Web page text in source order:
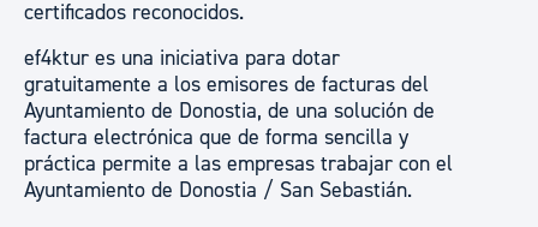
certificados reconocidos.
ef4ktur es una iniciativa para dotar
gratuitamente a los emisores de facturas del
Ayuntamiento de Donostia, de una solución de
factura electrónica que de forma sencilla y
práctica permite a las empresas trabajar con el
Ayuntamiento de Donostia / San Sebastián.